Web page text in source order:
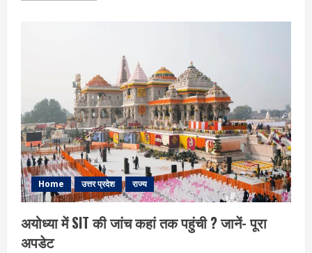
सीधे
हमें
बताइए…”
CM
योगी
ने
फिर
दिलाई
1076
हेल्पलाइन
की
याद,
जानिए
इसकी
बड़ी
खासियत
Home उत्तर प्रदेश राज्य
अयोध्या में SIT की जांच कहां तक पहुंची ? जानें- पूरा
अपडेट